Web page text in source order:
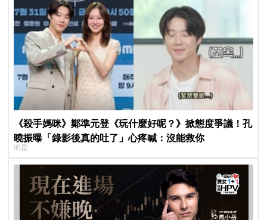
《殺手媽咪》鄭準元登《玩什麼好呢？》掀態度爭議！孔
曉振曝「錄影後真的吐了」心疼喊：沒能救你
明星